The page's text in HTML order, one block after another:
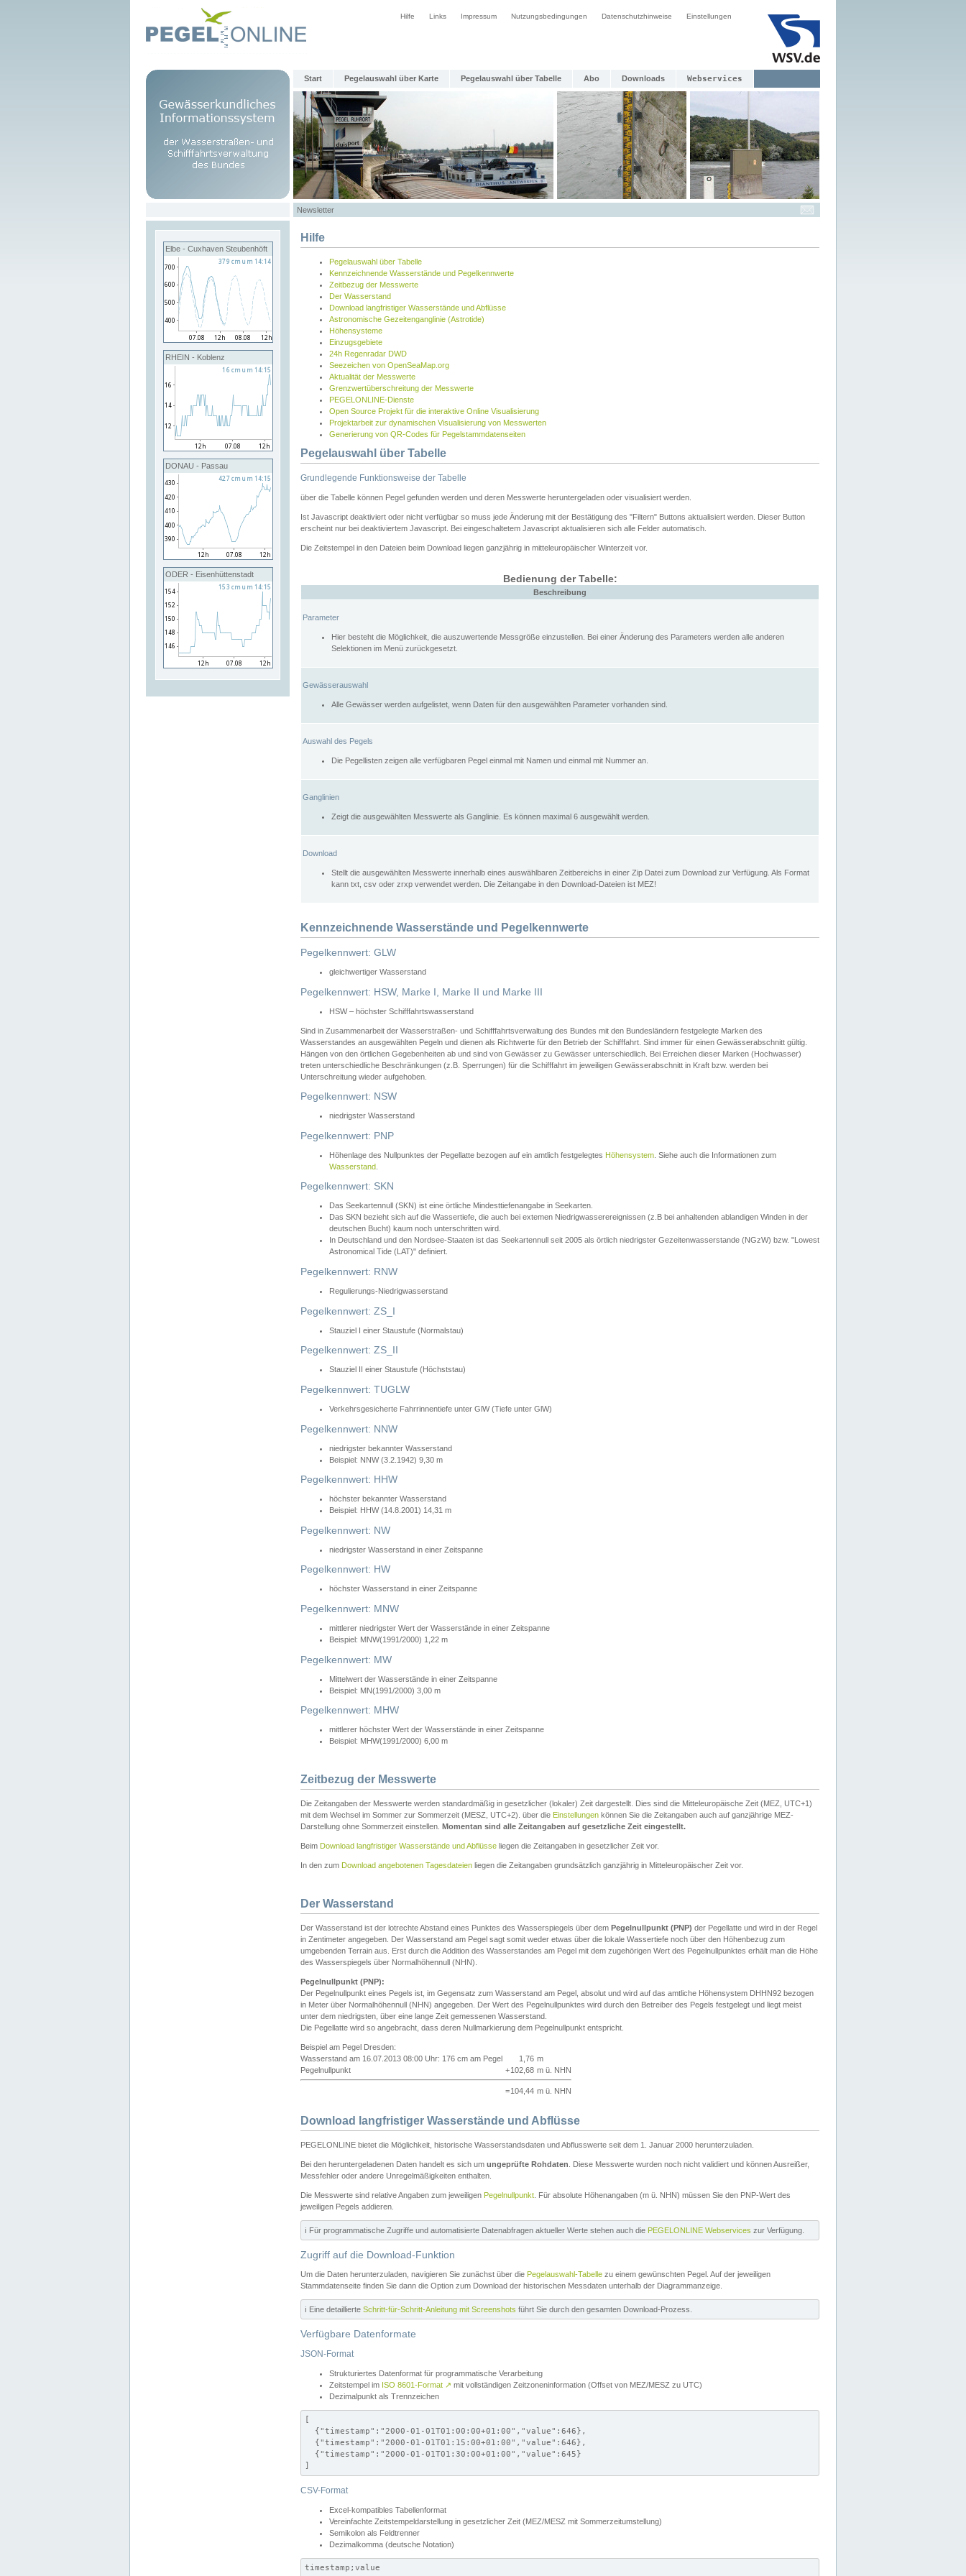
Hilfe Links Impressum Nutzungsbedingungen Datenschutzhinweise Einstellungen
Start Pegelauswahl über Karte Pegelauswahl über Tabelle Abo Downloads Webservices
Newsletter
Elbe - Cuxhaven Steubenhöft
RHEIN - Koblenz
DONAU - Passau
ODER - Eisenhüttenstadt
Hilfe
Pegelauswahl über Tabelle
Kennzeichnende Wasserstände und Pegelkennwerte
Zeitbezug der Messwerte
Der Wasserstand
Download langfristiger Wasserstände und Abflüsse
Astronomische Gezeitenganglinie (Astrotide)
Höhensysteme
Einzugsgebiete
24h Regenradar DWD
Seezeichen von OpenSeaMap.org
Aktualität der Messwerte
Grenzwertüberschreitung der Messwerte
PEGELONLINE-Dienste
Open Source Projekt für die interaktive Online Visualisierung
Projektarbeit zur dynamischen Visualisierung von Messwerten
Generierung von QR-Codes für Pegelstammdatenseiten
Pegelauswahl über Tabelle
Grundlegende Funktionsweise der Tabelle
über die Tabelle können Pegel gefunden werden und deren Messwerte heruntergeladen oder visualisiert werden.
Ist Javascript deaktiviert oder nicht verfügbar so muss jede Änderung mit der Bestätigung des "Filtern" Buttons aktualisiert werden. Dieser Button
erscheint nur bei deaktiviertem Javascript. Bei eingeschaltetem Javascript aktualisieren sich alle Felder automatisch.
Die Zeitstempel in den Dateien beim Download liegen ganzjährig in mitteleuropäischer Winterzeit vor.
Bedienung der Tabelle:
Beschreibung
Parameter
Hier besteht die Möglichkeit, die auszuwertende Messgröße einzustellen. Bei einer Änderung des Parameters werden alle anderen
Selektionen im Menü zurückgesetzt.
Gewässerauswahl
Alle Gewässer werden aufgelistet, wenn Daten für den ausgewählten Parameter vorhanden sind.
Auswahl des Pegels
Die Pegellisten zeigen alle verfügbaren Pegel einmal mit Namen und einmal mit Nummer an.
Ganglinien
Zeigt die ausgewählten Messwerte als Ganglinie. Es können maximal 6 ausgewählt werden.
Download
Stellt die ausgewählten Messwerte innerhalb eines auswählbaren Zeitbereichs in einer Zip Datei zum Download zur Verfügung. Als Format
kann txt, csv oder zrxp verwendet werden. Die Zeitangabe in den Download-Dateien ist MEZ!
Kennzeichnende Wasserstände und Pegelkennwerte
Pegelkennwert: GLW
gleichwertiger Wasserstand
Pegelkennwert: HSW, Marke I, Marke II und Marke III
HSW – höchster Schifffahrtswasserstand
Sind in Zusammenarbeit der Wasserstraßen- und Schifffahrtsverwaltung des Bundes mit den Bundesländern festgelegte Marken des
Wasserstandes an ausgewählten Pegeln und dienen als Richtwerte für den Betrieb der Schifffahrt. Sind immer für einen Gewässerabschnitt gültig.
Hängen von den örtlichen Gegebenheiten ab und sind von Gewässer zu Gewässer unterschiedlich. Bei Erreichen dieser Marken (Hochwasser)
treten unterschiedliche Beschränkungen (z.B. Sperrungen) für die Schifffahrt im jeweiligen Gewässerabschnitt in Kraft bzw. werden bei
Unterschreitung wieder aufgehoben.
Pegelkennwert: NSW
niedrigster Wasserstand
Pegelkennwert: PNP
Höhenlage des Nullpunktes der Pegellatte bezogen auf ein amtlich festgelegtes Höhensystem . Siehe auch die Informationen zum
Wasserstand
Pegelkennwert: SKN
Das Seekartennull (SKN) ist eine örtliche Mindesttiefenangabe in Seekarten.
Das SKN bezieht sich auf die Wassertiefe, die auch bei extemen Niedrigwasserereignissen (z.B bei anhaltenden ablandigen Winden in der
deutschen Bucht) kaum noch unterschritten wird.
In Deutschland und den Nordsee-Staaten ist das Seekartennull seit 2005 als örtlich niedrigster Gezeitenwasserstande (NGzW) bzw. "Lowest
Astronomical Tide (LAT)" definiert.
Pegelkennwert: RNW
Regulierungs-Niedrigwasserstand
Pegelkennwert: ZS_I
Stauziel I einer Staustufe (Normalstau)
Pegelkennwert: ZS_II
Stauziel II einer Staustufe (Höchststau)
Pegelkennwert: TUGLW
Verkehrsgesicherte Fahrrinnentiefe unter GlW (Tiefe unter GlW)
Pegelkennwert: NNW
niedrigster bekannter Wasserstand
Beispiel: NNW (3.2.1942) 9,30 m
Pegelkennwert: HHW
höchster bekannter Wasserstand
Beispiel: HHW (14.8.2001) 14,31 m
Pegelkennwert: NW
niedrigster Wasserstand in einer Zeitspanne
Pegelkennwert: HW
höchster Wasserstand in einer Zeitspanne
Pegelkennwert: MNW
mittlerer niedrigster Wert der Wasserstände in einer Zeitspanne
Beispiel: MNW(1991/2000) 1,22 m
Pegelkennwert: MW
Mittelwert der Wasserstände in einer Zeitspanne
Beispiel: MN(1991/2000) 3,00 m
Pegelkennwert: MHW
mittlerer höchster Wert der Wasserstände in einer Zeitspanne
Beispiel: MHW(1991/2000) 6,00 m
Zeitbezug der Messwerte
Die Zeitangaben der Messwerte werden standardmäßig in gesetzlicher (lokaler) Zeit dargestellt. Dies sind die Mitteleuropäische Zeit (MEZ, UTC+1)
mit dem Wechsel im Sommer zur Sommerzeit (MESZ, UTC+2). über die Einstellungen können Sie die Zeitangaben auch auf ganzjährige MEZ-
Darstellung ohne Sommerzeit einstellen. Momentan sind alle Zeitangaben auf gesetzliche Zeit eingestellt.
Beim Download langfristiger Wasserstände und Abflüsse liegen die Zeitangaben in gesetzlicher Zeit vor.
In den zum Download angebotenen Tagesdateien liegen die Zeitangaben grundsätzlich ganzjährig in Mitteleuropäischer Zeit vor.
Der Wasserstand
Der Wasserstand ist der lotrechte Abstand eines Punktes des Wasserspiegels über dem Pegelnullpunkt (PNP) der Pegellatte und wird in der Regel
in Zentimeter angegeben. Der Wasserstand am Pegel sagt somit weder etwas über die lokale Wassertiefe noch über den Höhenbezug zum
umgebenden Terrain aus. Erst durch die Addition des Wasserstandes am Pegel mit dem zugehörigen Wert des Pegelnullpunktes erhält man die Höhe
des Wasserspiegels über Normalhöhennull (NHN).
Pegelnullpunkt (PNP):
Der Pegelnullpunkt eines Pegels ist, im Gegensatz zum Wasserstand am Pegel, absolut und wird auf das amtliche Höhensystem DHHN92 bezogen
in Meter über Normalhöhennull (NHN) angegeben. Der Wert des Pegelnullpunktes wird durch den Betreiber des Pegels festgelegt und liegt meist
unter dem niedrigsten, über eine lange Zeit gemessenen Wasserstand.
Die Pegellatte wird so angebracht, dass deren Nullmarkierung dem Pegelnullpunkt entspricht.
Beispiel am Pegel Dresden:
Wasserstand am 16.07.2013 08:00 Uhr: 176 cm am Pegel
1,76 m
Pegelnullpunkt
+102,68 m ü. NHN
=104,44 m ü. NHN
Download langfristiger Wasserstände und Abflüsse
PEGELONLINE bietet die Möglichkeit, historische Wasserstandsdaten und Abflusswerte seit dem 1. Januar 2000 herunterzuladen.
Bei den heruntergeladenen Daten handelt es sich um ungeprüfte Rohdaten . Diese Messwerte wurden noch nicht validiert und können Ausreißer,
Messfehler oder andere Unregelmäßigkeiten enthalten.
Die Messwerte sind relative Angaben zum jeweiligen Pegelnullpunkt . Für absolute Höhenangaben (m ü. NHN) müssen Sie den PNP-Wert des
jeweiligen Pegels addieren.
ℹ️ Für programmatische Zugriffe und automatisierte Datenabfragen aktueller Werte stehen auch die PEGELONLINE Webservices zur Verfügung.
Zugriff auf die Download-Funktion
Um die Daten herunterzuladen, navigieren Sie zunächst über die Pegelauswahl-Tabelle zu einem gewünschten Pegel. Auf der jeweiligen
Stammdatenseite finden Sie dann die Option zum Download der historischen Messdaten unterhalb der Diagrammanzeige.
ℹ️ Eine detaillierte Schritt-für-Schritt-Anleitung mit Screenshots führt Sie durch den gesamten Download-Prozess.
Verfügbare Datenformate
JSON-Format
Strukturiertes Datenformat für programmatische Verarbeitung
Zeitstempel im ISO 8601-Format ↗ mit vollständigen Zeitzoneninformation (Offset von MEZ/MESZ zu UTC)
Dezimalpunkt als Trennzeichen
[
  {"timestamp":"2000-01-01T01:00:00+01:00","value":646},
  {"timestamp":"2000-01-01T01:15:00+01:00","value":646},
  {"timestamp":"2000-01-01T01:30:00+01:00","value":645}
]
CSV-Format
Excel-kompatibles Tabellenformat
Vereinfachte Zeitstempeldarstellung in gesetzlicher Zeit (MEZ/MESZ mit Sommerzeitumstellung)
Semikolon als Feldtrenner
Dezimalkomma (deutsche Notation)
timestamp;value